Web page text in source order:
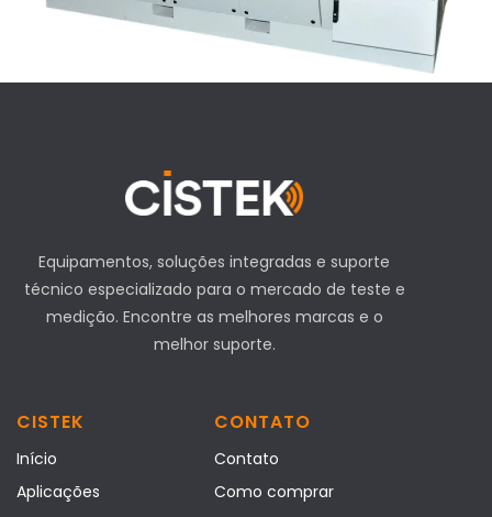
Equipamentos, soluções integradas e suporte
técnico especializado para o mercado de teste e
medição. Encontre as melhores marcas e o
melhor suporte.
CISTEK
Início
Aplicações
CONTATO
Contato
Como comprar